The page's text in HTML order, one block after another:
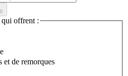
qui offrent :
et de remorques